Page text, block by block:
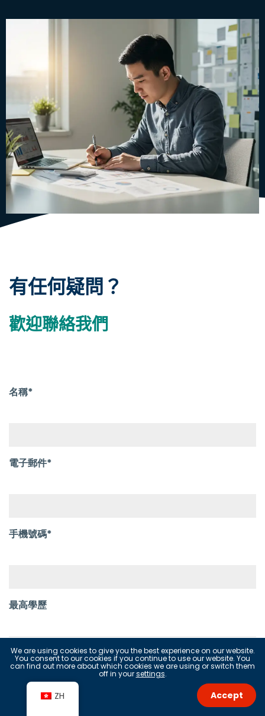
We are using cookies to give you the best experience on our website.
You consent to our cookies if you continue to use our website. You
can find out more about which cookies we are using or switch them
off in yoursettings.
Accept
有任何疑問？
歡迎聯絡我們
名稱*
電子郵件*
手機號碼*
最高學歷
ZH